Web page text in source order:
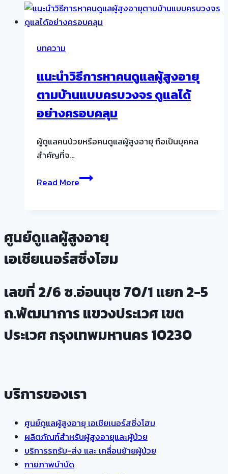
ที่ไหน
ดี?
ครบ
วงจร
ของ
ผู้
เลือด
สมอง
เกิด
อะไร?
ยัง
ไง
บทความ
แนะนำวิธีการหาคนดูแลผู้สูงอายุ
ตามบ้านแบบครบวงจร ดูแลได้
อย่างครอบคลุม
ผู้ดูแลคนป่วยหรือคนดูแลผู้สูงอายุ ถือเป็นบุคคล
สำคัญที่จ…
Read Moreแนะนำ
วิธี
คน
ดูแล
ผู้
อายุ
ตาม
บ้าน
แบบ
ครบ
อย่าง
ศูนย์ดูแลผู้สูงอายุ
เอเชียเนอร์สซิ่งโฮม
เลขที่ 2/6 ซ.อ่อนนุช 70/1 แยก 2-5
ถ.พัฒนาการ แขวงประเวศ เขต
ประเวศ กรุงเทพมหานคร 10230
บริการของเรา
ศูนย์ดูแลผู้สูงอายุ เอเชียเนอร์สซิ่งโฮม
ผลิตภัณฑ์สำหรับผู้สูงอายุและผู้ป่วย
บริการรถรับ-ส่ง และ เคลื่อนย้ายผู้ป่วย
กายภาพบำบัด